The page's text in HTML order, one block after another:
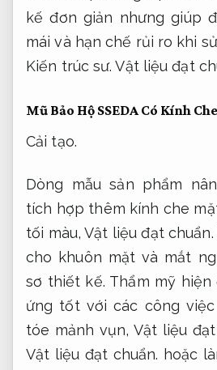
kế đơn giản nhưng giúp
mái và hạn chế rủi ro khi
Kiến trúc sư. Vật liệu đạt
Mũ Bảo Hộ SSEDA Có Kính Che
Cải tạo.
Dòng mẫu sản phẩm
tích hợp thêm kính che
tối màu,Vật liệu đạt chuẩn.
cho khuôn mặt và mắt
sơ thiết kế. Thẩm mỹ hiện
ứng tốt với các công
tóe mảnh vụn, Vật liệu đạt
Vật liệu đạt chuẩn. hoặc